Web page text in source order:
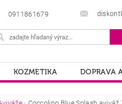
0911861679
KOZMETIKA DOPRAVA